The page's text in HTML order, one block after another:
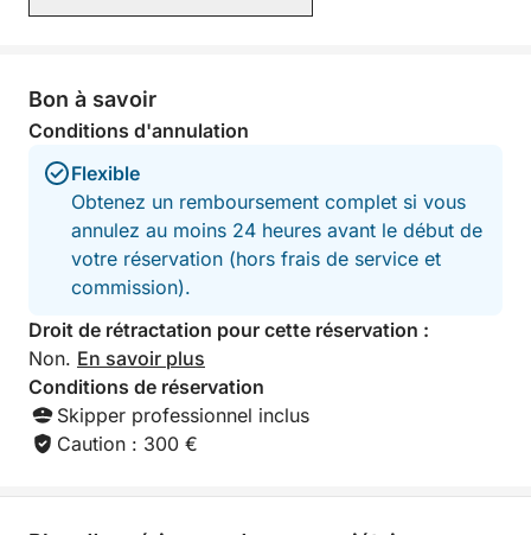
Caution : 300 € (remboursable à la fin de
l'excursion)
Bon à savoir
Conditions d'annulation
Flexible
Obtenez un remboursement complet si vous
annulez au moins 24 heures avant le début de
votre réservation (hors frais de service et
commission).
Droit de rétractation pour cette réservation :
Non. En savoir plus
Conditions de réservation
Skipper professionnel inclus
Caution : 300 €